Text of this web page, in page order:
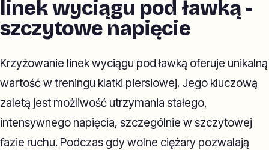
linek wyciągu pod ławką -
szczytowe napięcie
Krzyżowanie linek wyciągu pod ławką oferuje unikalną
wartość w treningu klatki piersiowej. Jego kluczową
zaletą jest możliwość utrzymania stałego,
intensywnego napięcia, szczególnie w szczytowej
fazie ruchu. Podczas gdy wolne ciężary pozwalają